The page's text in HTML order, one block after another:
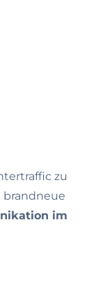
zu
brandneue
im